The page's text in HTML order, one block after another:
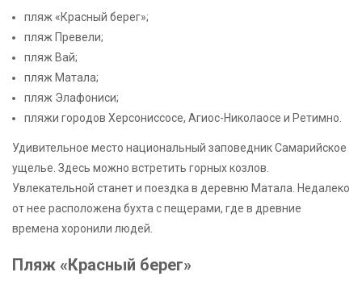
пляж «Красный берег»;
пляж Превели;
пляж Вай;
пляж Матала;
пляж Элафониси;
пляжи городов Херсониссосе, Агиос-Николаосе и Ретимно.
Удивительное место национальный заповедник Самарийское
ущелье. Здесь можно встретить горных козлов.
Увлекательной станет и поездка в деревню Матала. Недалеко
от нее расположена бухта с пещерами, где в древние
времена хоронили людей.
Пляж «Красный берег»